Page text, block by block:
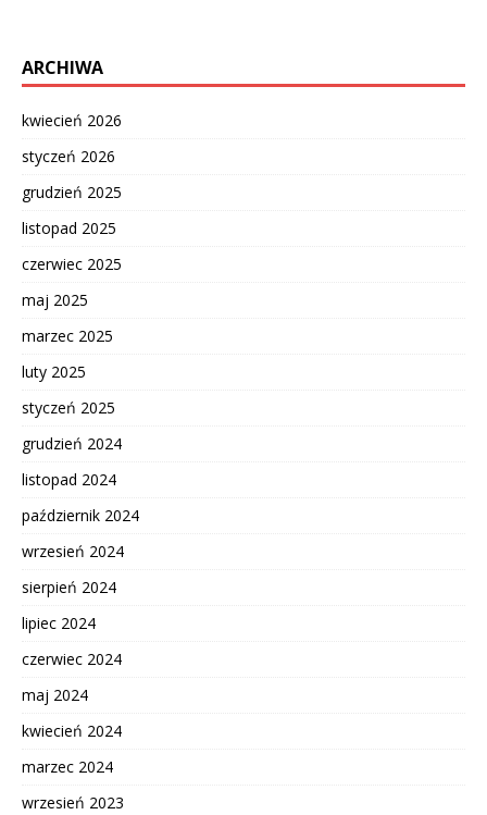
ARCHIWA
kwiecień 2026
styczeń 2026
grudzień 2025
listopad 2025
czerwiec 2025
maj 2025
marzec 2025
luty 2025
styczeń 2025
grudzień 2024
listopad 2024
październik 2024
wrzesień 2024
sierpień 2024
lipiec 2024
czerwiec 2024
maj 2024
kwiecień 2024
marzec 2024
wrzesień 2023